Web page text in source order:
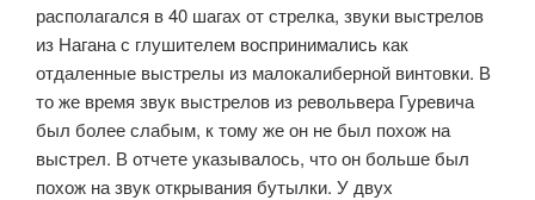
располагался в 40 шагах от стрелка, звуки выстрелов
из Нагана с глушителем воспринимались как
отдаленные выстрелы из малокалиберной винтовки. В
то же время звук выстрелов из револьвера Гуревича
был более слабым, к тому же он не был похож на
выстрел. В отчете указывалось, что он больше был
похож на звук открывания бутылки. У двух